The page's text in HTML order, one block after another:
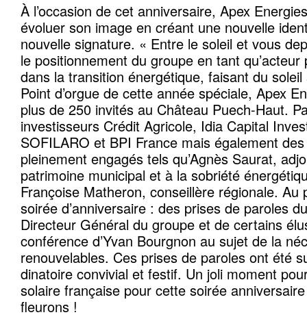
À l’occasion de cet anniversaire, Apex
évoluer son image en créant une nouvelle
nouvelle signature. « Entre le soleil et vous
le positionnement du groupe en tant
dans la transition énergétique, faisant du
Point d’orgue de cette année spéciale, Apex
plus de 250 invités au Château Puech-Haut.
investisseurs Crédit Agricole, Idia Capital
SOFILARO et BPI France mais également
pleinement engagés tels qu’Agnès Saurat,
patrimoine municipal et à la sobriété
Françoise Matheron, conseillère régionale.
soirée d’anniversaire : des prises de paroles
Directeur Général du groupe et de certains
conférence d’Yvan Bourgnon au sujet de la
renouvelables. Ces prises de paroles ont été
dinatoire convivial et festif. Un joli moment
solaire française pour cette soirée
fleurons !